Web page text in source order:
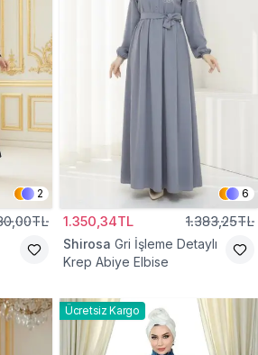
2 6
1.350,34TL 1.383,25TL
Shirosa Gri İşleme Detaylı
Krep Abiye Elbise
Ücretsiz Kargo